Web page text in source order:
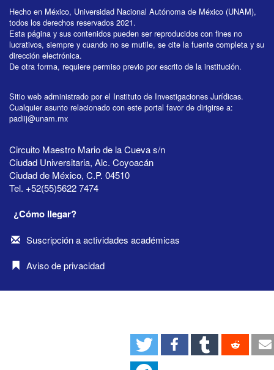
Hecho en México, Universidad Nacional Autónoma de México (UNAM),
todos los derechos reservados 2021.
Esta página y sus contenidos pueden ser reproducidos con fines no
lucrativos, siempre y cuando no se mutile, se cite la fuente completa y su
dirección electrónica.
De otra forma, requiere permiso previo por escrito de la institución.
Sitio web administrado por el Instituto de Investigaciones Jurídicas.
Cualquier asunto relacionado con este portal favor de dirigirse a:
padiij@unam.mx
Circuito Maestro Mario de la Cueva s/n
Ciudad Universitaria, Alc. Coyoacán
Ciudad de México, C.P. 04510
Tel. +52(55)5622 7474
¿Cómo llegar?
Suscripción a actividades académicas
Aviso de privacidad